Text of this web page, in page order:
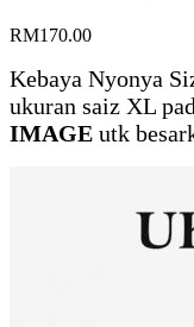
RM170.00
Kebaya Nyonya
ukuran saiz XL
IMAGE utk